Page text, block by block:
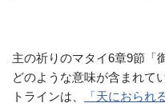
主の祈りのマタイ6章9節「
どのような意味が含まれて
トラインは、
「天におられ